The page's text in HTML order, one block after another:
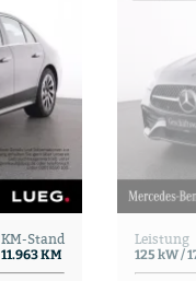
KM-Stand
11.963 KM
Leistung
125 kW /